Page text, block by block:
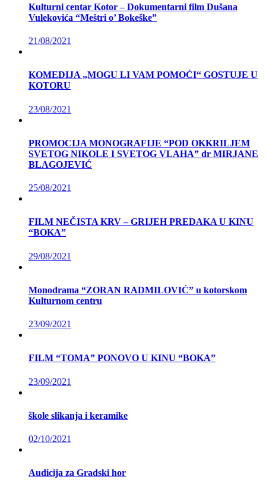
Kulturni centar Kotor – Dokumentarni film Dušana
Vulekovića “Meštri o’ Bokeške”
21/08/2021
KOMEDIJA „MOGU LI VAM POMOĆI“ GOSTUJE U
KOTORU
23/08/2021
PROMOCIJA MONOGRAFIJE “POD OKKRILJEM
SVETOG NIKOLE I SVETOG VLAHA” dr MIRJANE
BLAGOJEVIĆ
25/08/2021
FILM NEČISTA KRV – GRIJEH PREDAKA U KINU
“BOKA”
29/08/2021
Monodrama “ZORAN RADMILOVIĆ” u kotorskom
Kulturnom centru
23/09/2021
FILM “TOMA” PONOVO U KINU “BOKA”
23/09/2021
škole slikanja i keramike
02/10/2021
Audicija za Gradski hor